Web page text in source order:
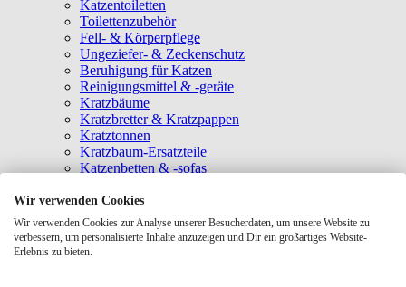
Katzentoiletten
Toilettenzubehör
Fell- & Körperpflege
Ungeziefer- & Zeckenschutz
Beruhigung für Katzen
Reinigungsmittel & -geräte
Kratzbäume
Kratzbretter & Kratzpappen
Kratztonnen
Kratzbaum-Ersatzteile
Katzenbetten & -sofas
Katzenhäuser
Hängematten & Fensterliegeplätze
Katzendecken & -matten
Baldrian- & Catnipspielzeug
Wir verwenden Cookies
Wir verwenden Cookies zur Analyse unserer Besucherdaten, um unsere Website zu
verbessern, um personalisierte Inhalte anzuzeigen und Dir ein großartiges Website-
Erlebnis zu bieten.